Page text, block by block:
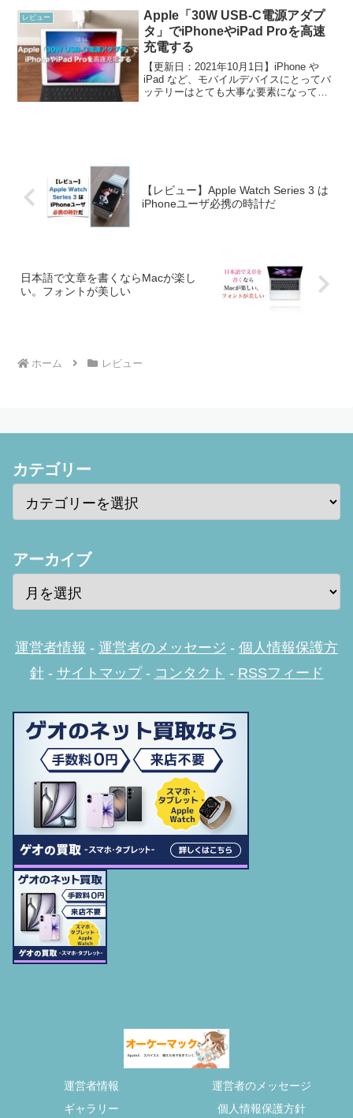
レビュー
Apple「30W USB-C電源アダプ
タ」でiPhoneやiPad Proを高速
充電する
【更新日：2021年10月1日】iPhone や
iPad など、モバイルデバイスにとってバ
ッテリーはとても大事な要素になってい
【レビュー】Apple Watch Series 3 は
iPhoneユーザ必携の時計だ
日本語で文章を書くならMacが楽し
い。フォントが美しい
ホーム レビュー
カテゴリー
アーカイブ
運営者情報 - 運営者のメッセージ - 個人情報保護方
針- サイトマップ- コンタクト - RSSフィード
運営者情報
運営者のメッセージ
ギャラリー
個人情報保護方針